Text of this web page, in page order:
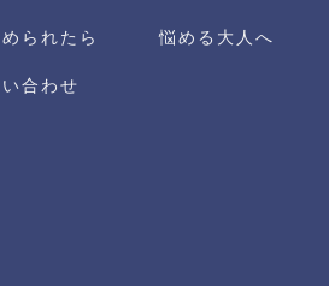
られたら 悩める大人へ
合わせ